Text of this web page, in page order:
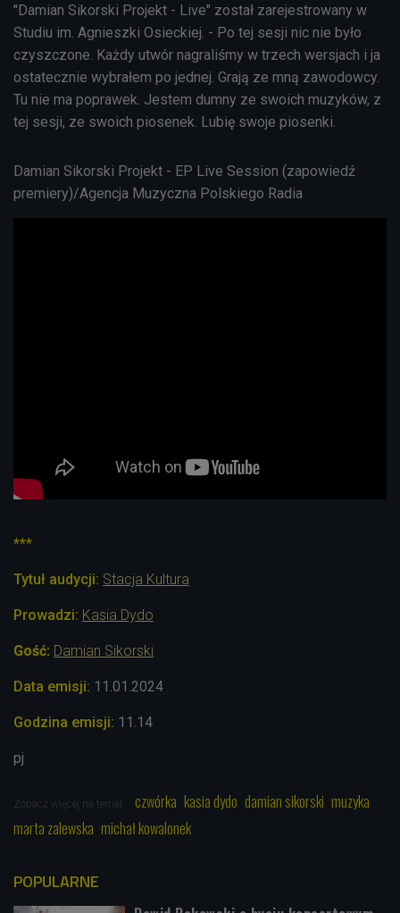
"Damian Sikorski Projekt - Live" został zarejestrowany w
Studiu im. Agnieszki Osieckiej. - Po tej sesji nic nie było
czyszczone. Każdy utwór nagraliśmy w trzech wersjach i ja
ostatecznie wybrałem po jednej. Grają ze mną zawodowcy.
Tu nie ma poprawek. Jestem dumny ze swoich muzyków, z
tej sesji, ze swoich piosenek. Lubię swoje piosenki.
Damian Sikorski Projekt - EP Live Session (zapowiedź
premiery)/Agencja Muzyczna Polskiego Radia
***
Tytuł audycji: Stacja Kultura
Prowadzi: Kasia Dydo
Gość: Damian Sikorski
Data emisji: 11.01.2024
Godzina emisji: 11.14
pj
Zobacz więcej na temat: czwórka kasia dydo damian sikorski muzyka
marta zalewska michał kowalonek
POPULARNE